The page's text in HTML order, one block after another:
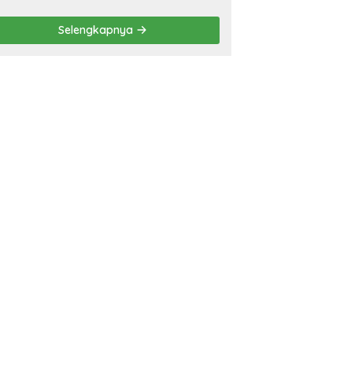
Prestasi
Selengkapnya